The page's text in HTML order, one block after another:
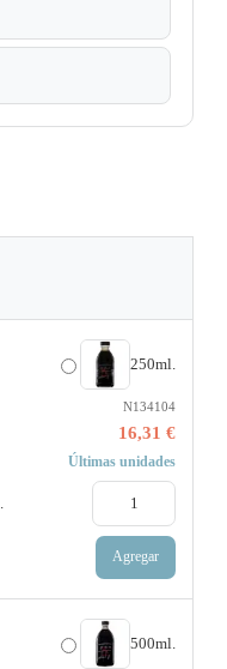
250ml.
N134104
16,31 €
Últimas unidades
Agregar
500ml.